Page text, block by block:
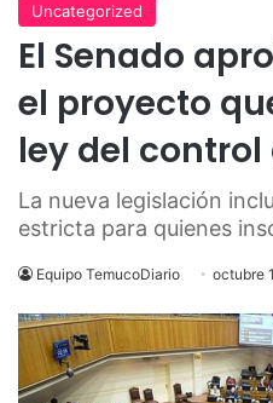
Uncategorized
El Senado
el proyecto
ley del
La nueva legislación
estricta para quienes
Equipo TemucoDiario octubre